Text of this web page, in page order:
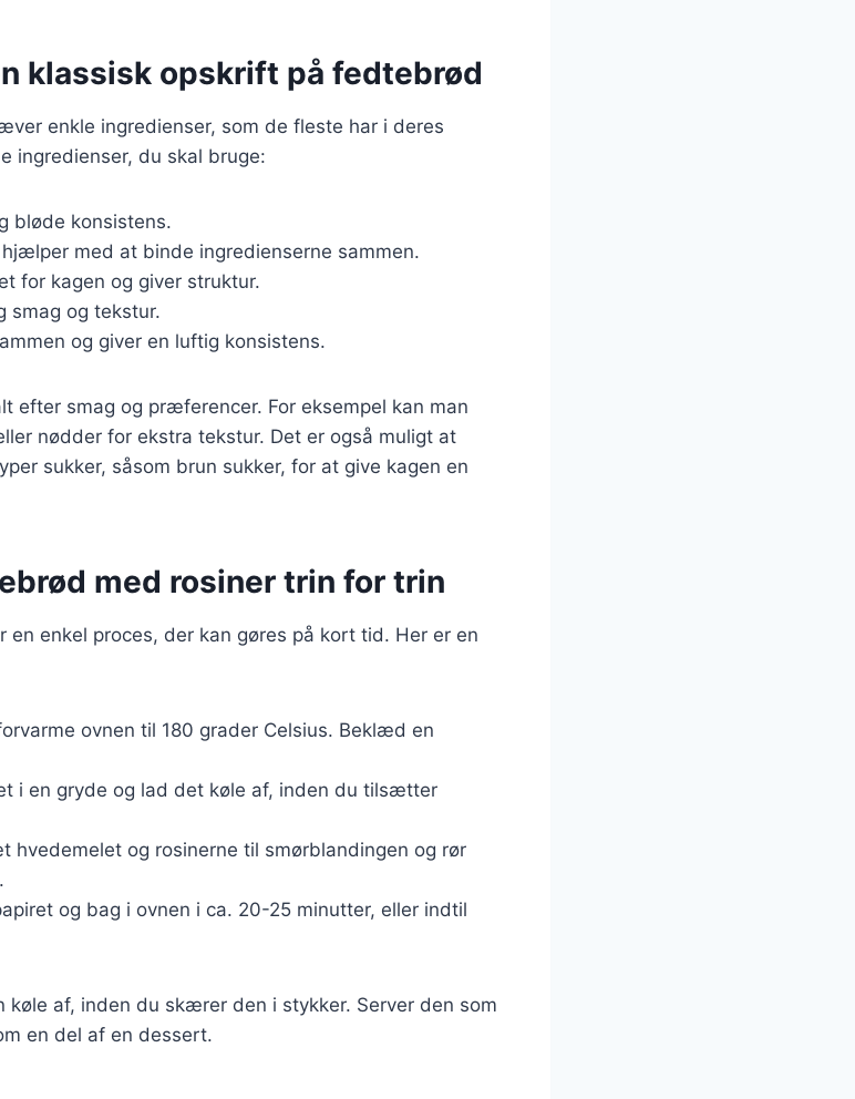
klassisk opskrift på fedtebrød
enkle ingredienser, som de fleste har i deres
ingredienser, du skal bruge:
bløde konsistens.
med at binde ingredienserne sammen.
for kagen og giver struktur.
smag og tekstur.
og giver en luftig konsistens.
efter smag og præferencer. For eksempel kan man
nødder for ekstra tekstur. Det er også muligt at
sukker, såsom brun sukker, for at give kagen en
med rosiner trin for trin
enkel proces, der kan gøres på kort tid. Her er en
ovnen til 180 grader Celsius. Beklæd en
i en gryde og lad det køle af, inden du tilsætter
hvedemelet og rosinerne til smørblandingen og rør
og bag i ovnen i ca. 20-25 minutter, eller indtil
af, inden du skærer den i stykker. Server den som
en del af en dessert.